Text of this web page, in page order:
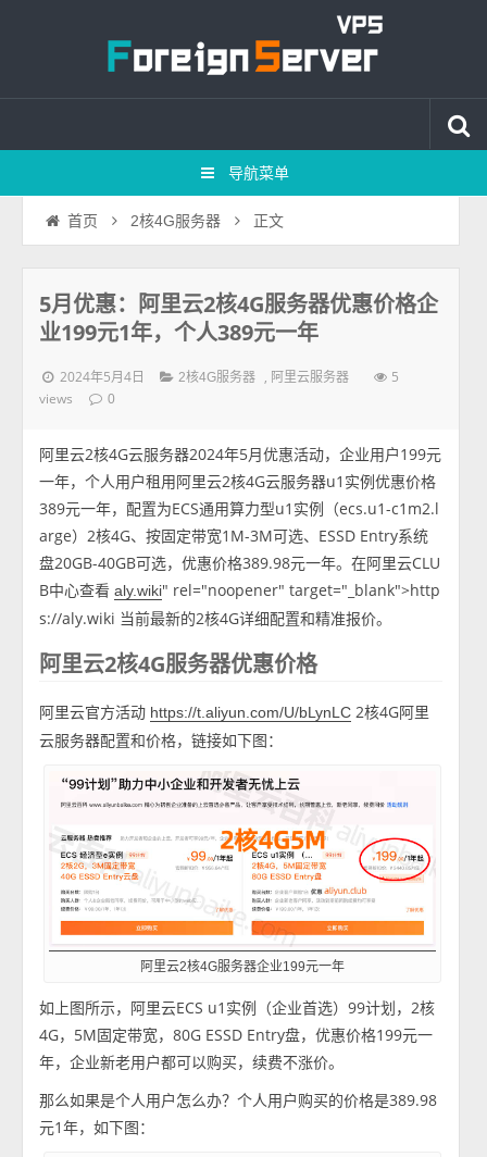
导航菜单
首页 2核4G服务器 正文
5月优惠：阿里云2核4G服务器优惠价格企
业199元1年，个人389元一年
2024年5月4日 2核4G服务器 , 阿里云服务器
5
views
0
阿里云2核4G云服务器2024年5月优惠活动，企业用户199元
一年，个人用户租用阿里云2核4G云服务器u1实例优惠价格
389元一年，配置为ECS通用算力型u1实例（ecs.u1-c1m2.l
arge）2核4G、按固定带宽1M-3M可选、ESSD Entry系统
盘20GB-40GB可选，优惠价格389.98元一年。在阿里云CLU
B中心查看aly.wiki" rel="noopener" target="_blank">http
s://aly.wiki 当前最新的2核4G详细配置和精准报价。
阿里云2核4G服务器优惠价格
阿里云官方活动 https://t.aliyun.com/U/bLynLC 2核4G阿里
云服务器配置和价格，链接如下图：
阿里云2核4G服务器企业199元一年
如上图所示，阿里云ECS u1实例（企业首选）99计划，2核
4G，5M固定带宽，80G ESSD Entry盘，优惠价格199元一
年，企业新老用户都可以购买，续费不涨价。
那么如果是个人用户怎么办？个人用户购买的价格是389.98
元1年，如下图：